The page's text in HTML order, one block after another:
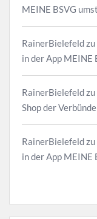
MEINE BSVG
RainerBielefeldzu
in der App MEINE
RainerBielefeldzu
Shop der
RainerBielefeldzu
in der App MEINE